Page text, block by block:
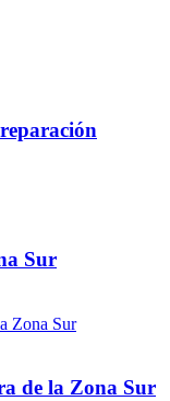
Sur
de la Zona Sur